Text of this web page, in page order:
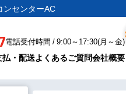
ンセンターAC
電話受付時間 / 9:00～17:30(月～金)
払・配送よくあるご質問会社概要